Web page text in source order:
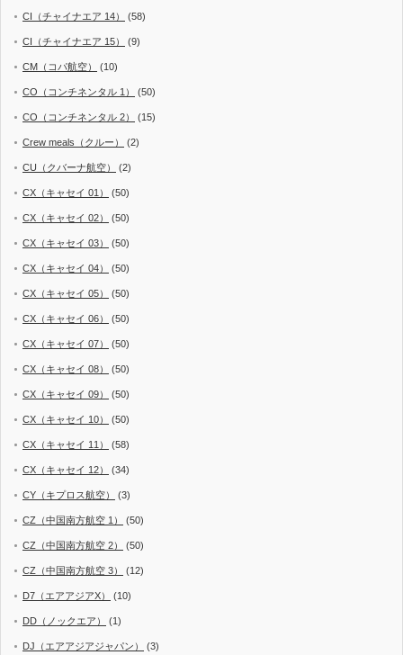
CI（チャイナエア 14） (58)
CI（チャイナエア 15） (9)
CM（コパ航空） (10)
CO（コンチネンタル 1） (50)
CO（コンチネンタル 2） (15)
Crew meals（クルー） (2)
CU（クバーナ航空） (2)
CX（キャセイ 01） (50)
CX（キャセイ 02） (50)
CX（キャセイ 03） (50)
CX（キャセイ 04） (50)
CX（キャセイ 05） (50)
CX（キャセイ 06） (50)
CX（キャセイ 07） (50)
CX（キャセイ 08） (50)
CX（キャセイ 09） (50)
CX（キャセイ 10） (50)
CX（キャセイ 11） (58)
CX（キャセイ 12） (34)
CY（キプロス航空） (3)
CZ（中国南方航空 1） (50)
CZ（中国南方航空 2） (50)
CZ（中国南方航空 3） (12)
D7（エアアジアX） (10)
DD（ノックエア） (1)
DJ（エアアジアジャパン） (3)